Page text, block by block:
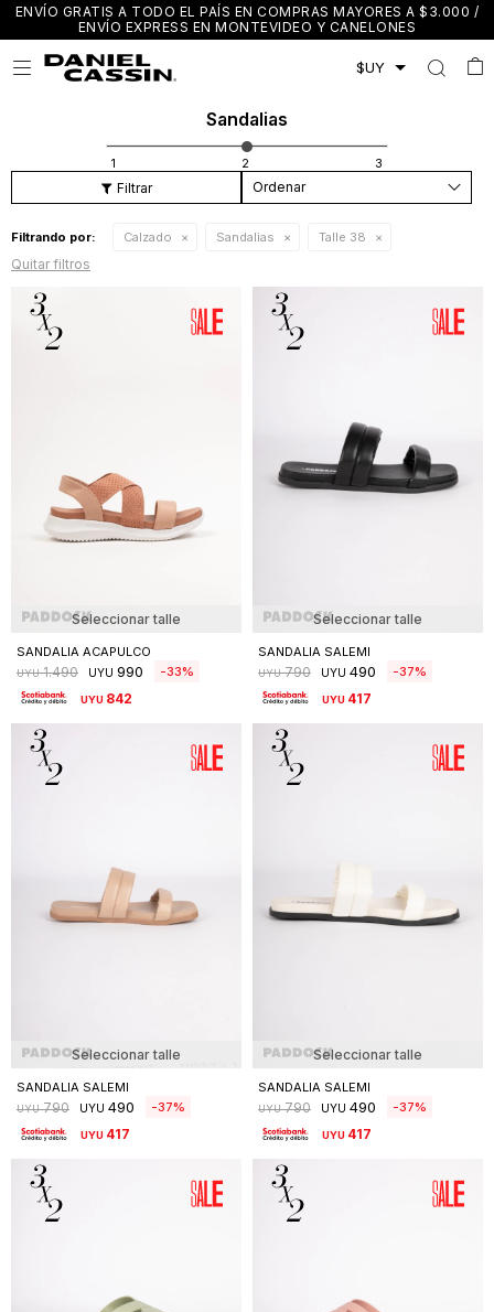
ENVÍO GRATIS A TODO EL PAÍS EN COMPRAS MAYORES A $3.000 /
ENVÍO EXPRESS EN MONTEVIDEO Y CANELONES

Sandalias
Recomendados
Filtrando por: Calzado Sandalias Talle 38
Quitar filtros
Seleccionar talle
SANDALIA ACAPULCO
UYU 1.490 UYU 990 33
UYU 842
Seleccionar talle
SANDALIA SALEMI
UYU 790 UYU 490 37
UYU 417
Seleccionar talle
SANDALIA SALEMI
UYU 790 UYU 490 37
UYU 417
Seleccionar talle
SANDALIA SALEMI
UYU 790 UYU 490 37
UYU 417